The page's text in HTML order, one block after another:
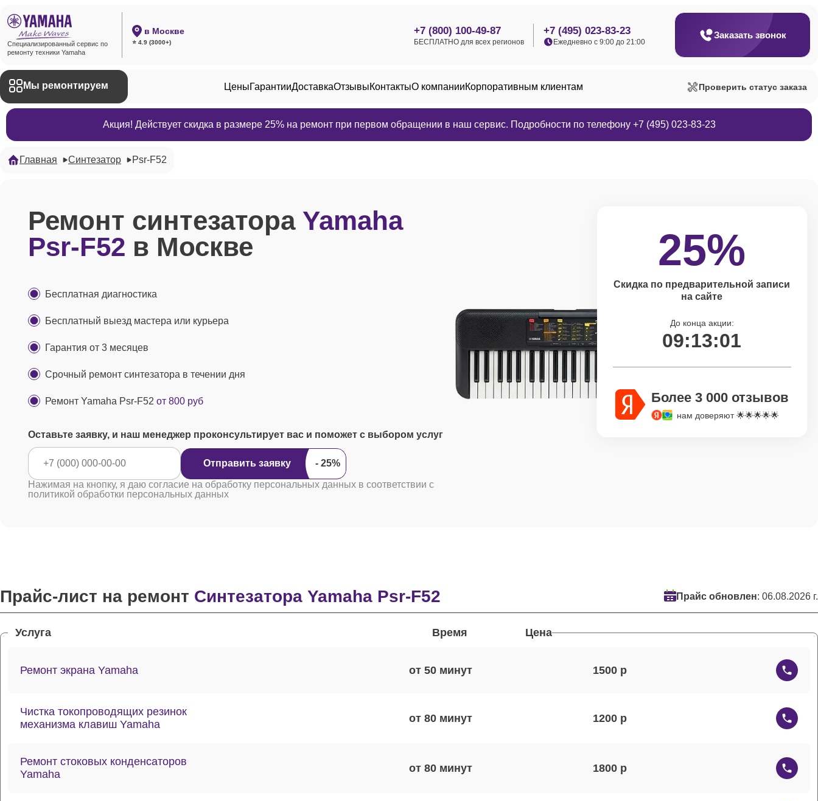
Специализированный сервис по
ремонту техники Yamaha
в Москве
⭐ 4.9 (3000+)
+7 (800) 100-49-87
БЕСПЛАТНО для всех регионов
+7 (495) 023-83-23
Ежедневно с 9:00 до 21:00
Заказать звонок
Мы ремонтируем ЦеныГарантииДоставкаОтзывыКонтактыО компанииКорпоративным клиентам Проверить статус заказа
Акция! Действует скидка в размере 25% на ремонт при первом обращении в наш сервис. Подробности по телефону +7 (495) 023-83-23
Главная Синтезатор Psr-F52
Ремонт синтезатора Yamaha
Psr-F52 в Москве
Бесплатная диагностика
Бесплатный выезд мастера или курьера
Гарантия от 3 месяцев
Срочный ремонт синтезатора в течении дня
Ремонт Yamaha Psr-F52 от 800 руб
Оставьте заявку, и наш менеджер проконсультирует вас и поможет с выбором услуг
Отправить заявку
Нажимая на кнопку, я даю согласие на обработку персональных данных в соответствии с
политикой обработки персональных данных
25%
Скидка по предварительной записи
на сайте
До конца акции:
09:13:00
Более 3 000 отзывов
нам доверяют 🌟🌟🌟🌟🌟
Прайс-лист на ремонт Синтезатора Yamaha Psr-F52 Прайс обновлен: 06.08.2026 г.
Услуга Время Цена
Ремонт экрана Yamaha от 50 1500
Чистка токопроводящих резинок
механизма клавиш Yamaha
от 80 1200
Ремонт стоковых конденсаторов
Yamaha
от 80 1800